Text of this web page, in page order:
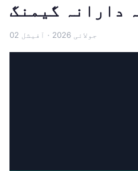
دارانہ گیمنگ
02 جولائی 2026 · آفیشل